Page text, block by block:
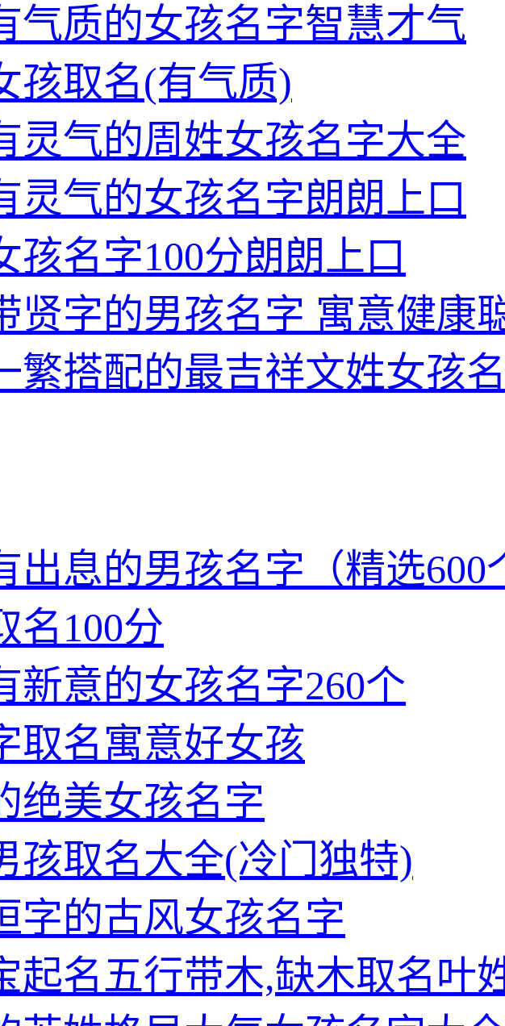
气质的女孩名字智慧才气
孩取名(有气质)
灵气的周姓女孩名字大全
灵气的女孩名字朗朗上口
孩名字100分朗朗上口
贤字的男孩名字 寓意健康
繁搭配的最吉祥文姓女孩
出息的男孩名字（精选600
名100分
新意的女孩名字260个
取名寓意好女孩
绝美女孩名字
孩取名大全(冷门独特)
字的古风女孩名字
起名五行带木,缺木取名叶